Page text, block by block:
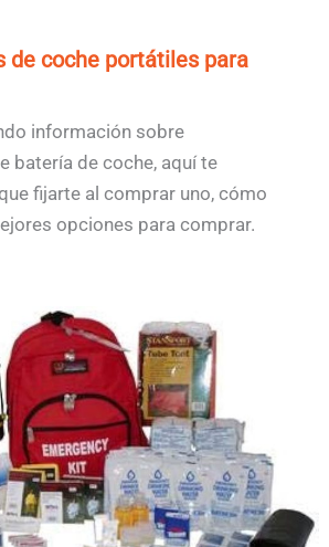
de coche portátiles para
información sobre
batería de coche, aquí te
fijarte al comprar uno, cómo
opciones para comprar.